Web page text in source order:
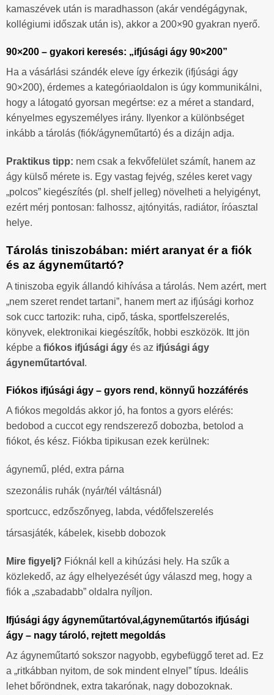
kamaszévek után is maradhasson (akár vendégágynak,
kollégiumi időszak után is), akkor a 200×90 gyakran nyerő.
90×200 – gyakori keresés: „ifjúsági ágy 90×200”
Ha a vásárlási szándék eleve így érkezik (ifjúsági ágy
90×200), érdemes a kategóriaoldalon is úgy kommunikálni,
hogy a látogató gyorsan megértse: ez a méret a standard,
kényelmes egyszemélyes irány. Ilyenkor a különbséget
inkább a tárolás (fiók/ágyneműtartó) és a dizájn adja.
Praktikus tipp: nem csak a fekvőfelület számít, hanem az
ágy külső mérete is. Egy vastag fejvég, széles keret vagy
„polcos” kiegészítés (pl. shelf jelleg) növelheti a helyigényt,
ezért mérj pontosan: falhossz, ajtónyitás, radiátor, íróasztal
helye.
Tárolás tiniszobában: miért aranyat ér a fiók
és az ágyneműtartó?
A tiniszoba egyik állandó kihívása a tárolás. Nem azért, mert
„nem szeret rendet tartani”, hanem mert az ifjúsági korhoz
sok cucc tartozik: ruha, cipő, táska, sportfelszerelés,
könyvek, elektronikai kiegészítők, hobbi eszközök. Itt jön
képbe a fiókos ifjúsági ágy és az ifjúsági ágy
ágyneműtartóval .
Fiókos ifjúsági ágy – gyors rend, könnyű hozzáférés
A fiókos megoldás akkor jó, ha fontos a gyors elérés:
bedobod a cuccot egy rendszerező dobozba, betolod a
fiókot, és kész. Fiókba tipikusan ezek kerülnek:
ágynemű, pléd, extra párna
szezonális ruhák (nyár/tél váltásnál)
sportcucc, edzőszőnyeg, labda, védőfelszerelés
társasjáték, kábelek, kisebb dobozok
Mire figyelj? Fióknál kell a kihúzási hely. Ha szűk a
közlekedő, az ágy elhelyezését úgy válaszd meg, hogy a
fiók a „szabadabb” oldalra nyíljon.
Ifjúsági ágy ágyneműtartóval,ágyneműtartós ifjúsági
ágy – nagy tároló, rejtett megoldás
Az ágyneműtartó sokszor nagyobb, egybefüggő teret ad. Ez
a „ritkábban nyitom, de sok mindent elnyel” típus. Ideális
lehet bőröndnek, extra takarónak, nagy dobozoknak.